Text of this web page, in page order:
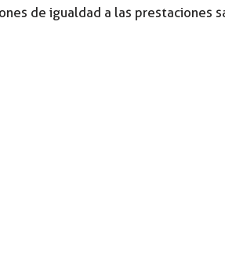
de igualdad a las prestaciones